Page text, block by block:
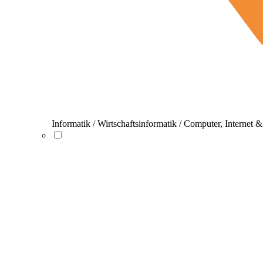
Informatik / Wirtschaftsinformatik / Computer, Internet